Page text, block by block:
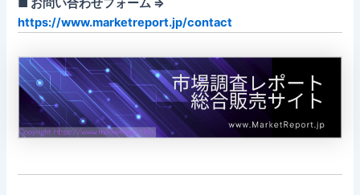
■ お問い合わせフォーム ⇒
https://www.marketreport.jp/contact